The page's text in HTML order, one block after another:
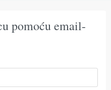
pomoću email-